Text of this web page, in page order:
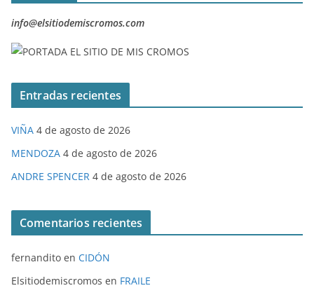
info@elsitiodemiscromos.com
Entradas recientes
VIÑA 4 de agosto de 2026
MENDOZA 4 de agosto de 2026
ANDRE SPENCER 4 de agosto de 2026
Comentarios recientes
fernandito en CIDÓN
Elsitiodemiscromos en FRAILE